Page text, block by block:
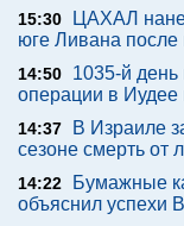
15:30
ЦАХАЛ
юге Ливана после
14:50
1035-й
операции в
14:37
В Израиле
сезоне смерть от
14:22
Бумажные
объяснил